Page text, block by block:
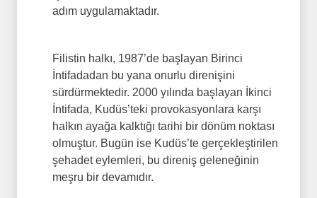
adım uygulamaktadır.
Filistin halkı, 1987’de başlayan Birinci
İntifadadan bu yana onurlu direnişini
sürdürmektedir. 2000 yılında başlayan İkinci
İntifada, Kudüs’teki provokasyonlara karşı
halkın ayağa kalktığı tarihi bir dönüm noktası
olmuştur. Bugün ise Kudüs’te gerçekleştirilen
şehadet eylemleri, bu direniş geleneğinin
meşru bir devamıdır.